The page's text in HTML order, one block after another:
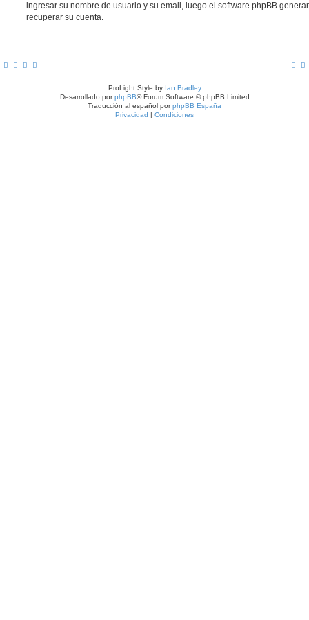
ingresar su nombre de usuario y su email, luego el software phpBB
recuperar su cuenta.
ProLight Style by Ian Bradley
Desarrollado porphpBB® Forum Software © phpBB Limited
Traducción al español porphpBB España
Privacidad | Condiciones